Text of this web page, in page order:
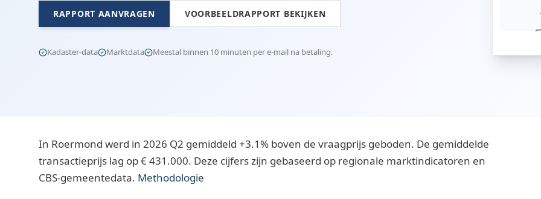
RAPPORT AANVRAGEN VOORBEELDRAPPORT BEKIJKEN
Kadaster-data Marktdata Meestal binnen 10 minuten per e-mail na betaling.
In Roermond werd in 2026 Q2 gemiddeld +3.1% boven de vraagprijs geboden. De gemiddelde
transactieprijs lag op € 431.000. Deze cijfers zijn gebaseerd op regionale marktindicatoren en
CBS-gemeentedata. Methodologie